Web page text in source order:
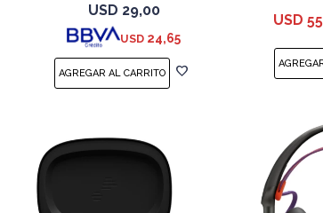
USD 29,00
USD 24,65
USD